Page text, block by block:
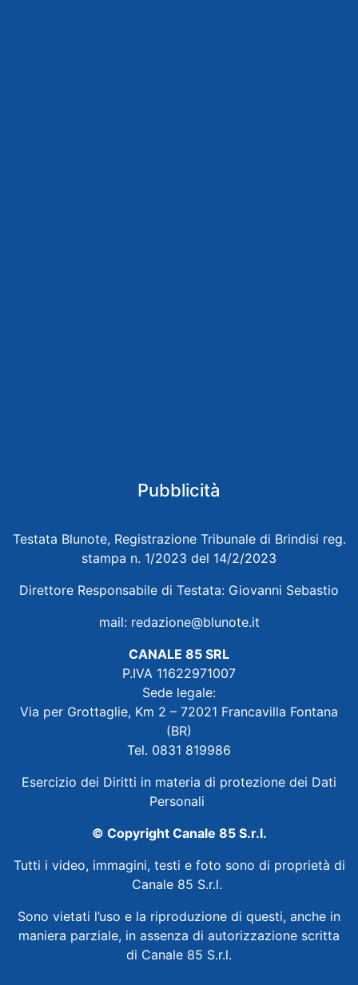
Pubblicità
Testata Blunote, Registrazione Tribunale di Brindisi reg.
stampa n. 1/2023 del 14/2/2023
Direttore Responsabile di Testata: Giovanni Sebastio
mail: redazione@blunote.it
CANALE 85 SRL
P.IVA 11622971007
Sede legale:
Via per Grottaglie, Km 2 – 72021 Francavilla Fontana
(BR)
Tel. 0831 819986
Esercizio dei Diritti in materia di protezione dei Dati
Personali
© Copyright Canale 85 S.r.l.
Tutti i video, immagini, testi e foto sono di proprietà di
Canale 85 S.r.l.
Sono vietati l’uso e la riproduzione di questi, anche in
maniera parziale, in assenza di autorizzazione scritta
di Canale 85 S.r.l.